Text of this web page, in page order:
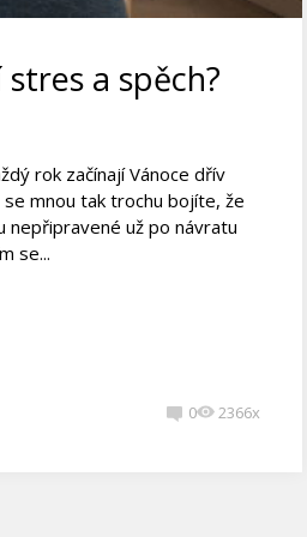
a spěch?
rok začínají Vánoce dřív
mnou tak trochu bojíte, že
nepřipravené už po návratu
se...
0 2366x